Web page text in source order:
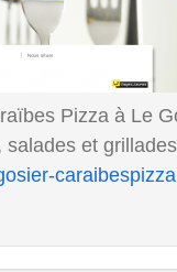
Pizza à Le
et